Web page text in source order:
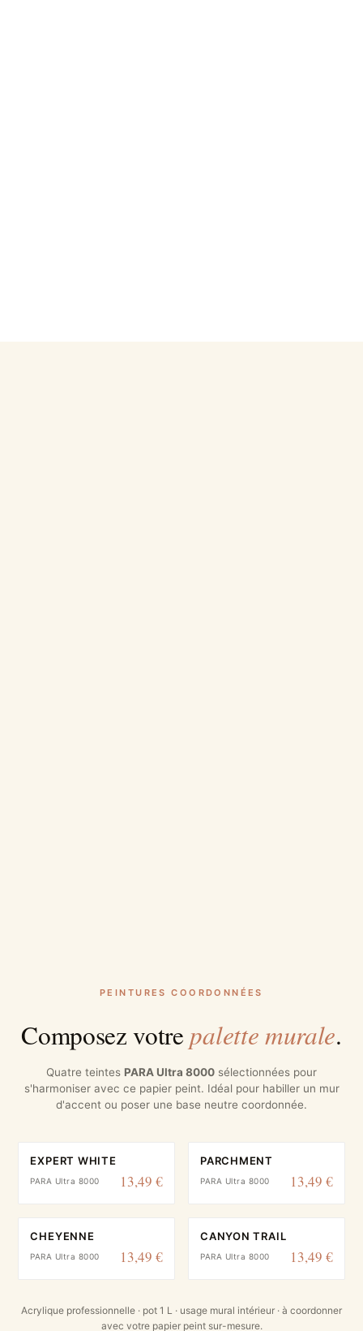
PEINTURES COORDONNÉES
Composez votrepalette murale.
Quatre teintes PARA Ultra 8000 sélectionnées pour
s'harmoniser avec ce papier peint. Idéal pour habiller un mur
d'accent ou poser une base neutre coordonnée.
EXPERT WHITE
PARA Ultra 8000 13,49 €
PARCHMENT
PARA Ultra 8000 13,49 €
CHEYENNE
PARA Ultra 8000 13,49 €
CANYON TRAIL
PARA Ultra 8000 13,49 €
Acrylique professionnelle · pot 1 L · usage mural intérieur · à coordonner
avec votre papier peint sur-mesure.